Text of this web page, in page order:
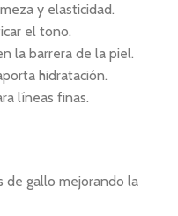
y elasticidad.
el tono.
la barrera de la piel.
hidratación.
líneas finas.
de gallo mejorando la